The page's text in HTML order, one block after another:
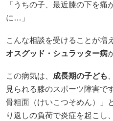
「うちの子、最近膝の下を
に…」
こんな相談を受けることが増
オスグッド・シュラッター病
この病気は、 成長期の子ども
見られる膝のスポーツ障害で
骨粗面（けいこつそめん）」
り返しの負荷で炎症を起こし